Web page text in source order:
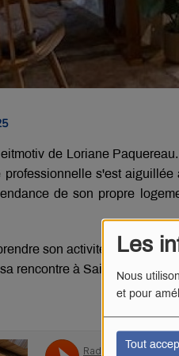
Les
Nous
et pour
Tout
de Loriane
professionnelle s'est
de son propre
son activité, et les
rencontre à Saint-Pardoux-